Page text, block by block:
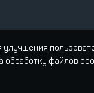
обработку файлов